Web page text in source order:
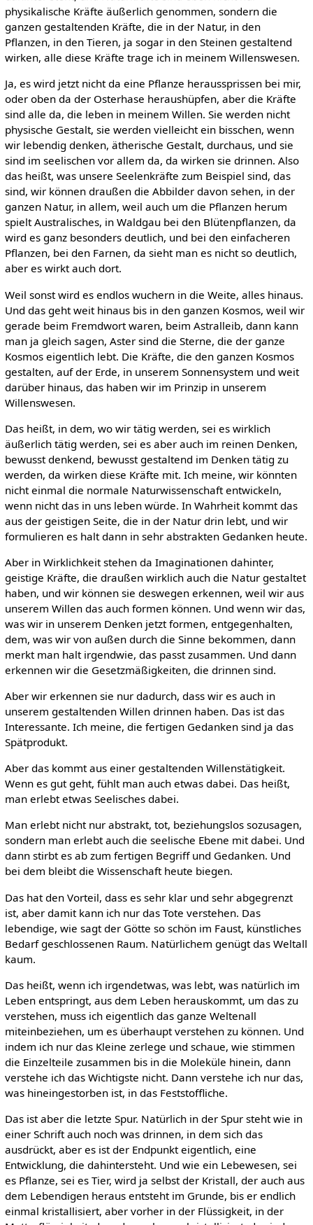
physikalische Kräfte äußerlich genommen, sondern die
ganzen gestaltenden Kräfte, die in der Natur, in den
Pflanzen, in den Tieren, ja sogar in den Steinen gestaltend
wirken, alle diese Kräfte trage ich in meinem Willenswesen.
Ja, es wird jetzt nicht da eine Pflanze heraussprissen bei mir,
oder oben da der Osterhase heraushüpfen, aber die Kräfte
sind alle da, die leben in meinem Willen. Sie werden nicht
physische Gestalt, sie werden vielleicht ein bisschen, wenn
wir lebendig denken, ätherische Gestalt, durchaus, und sie
sind im seelischen vor allem da, da wirken sie drinnen. Also
das heißt, was unsere Seelenkräfte zum Beispiel sind, das
sind, wir können draußen die Abbilder davon sehen, in der
ganzen Natur, in allem, weil auch um die Pflanzen herum
spielt Australisches, in Waldgau bei den Blütenpflanzen, da
wird es ganz besonders deutlich, und bei den einfacheren
Pflanzen, bei den Farnen, da sieht man es nicht so deutlich,
aber es wirkt auch dort.
Weil sonst wird es endlos wuchern in die Weite, alles hinaus.
Und das geht weit hinaus bis in den ganzen Kosmos, weil wir
gerade beim Fremdwort waren, beim Astralleib, dann kann
man ja gleich sagen, Aster sind die Sterne, die der ganze
Kosmos eigentlich lebt. Die Kräfte, die den ganzen Kosmos
gestalten, auf der Erde, in unserem Sonnensystem und weit
darüber hinaus, das haben wir im Prinzip in unserem
Willenswesen.
Das heißt, in dem, wo wir tätig werden, sei es wirklich
äußerlich tätig werden, sei es aber auch im reinen Denken,
bewusst denkend, bewusst gestaltend im Denken tätig zu
werden, da wirken diese Kräfte mit. Ich meine, wir könnten
nicht einmal die normale Naturwissenschaft entwickeln,
wenn nicht das in uns leben würde. In Wahrheit kommt das
aus der geistigen Seite, die in der Natur drin lebt, und wir
formulieren es halt dann in sehr abstrakten Gedanken heute.
Aber in Wirklichkeit stehen da Imaginationen dahinter,
geistige Kräfte, die draußen wirklich auch die Natur gestaltet
haben, und wir können sie deswegen erkennen, weil wir aus
unserem Willen das auch formen können. Und wenn wir das,
was wir in unserem Denken jetzt formen, entgegenhalten,
dem, was wir von außen durch die Sinne bekommen, dann
merkt man halt irgendwie, das passt zusammen. Und dann
erkennen wir die Gesetzmäßigkeiten, die drinnen sind.
Aber wir erkennen sie nur dadurch, dass wir es auch in
unserem gestaltenden Willen drinnen haben. Das ist das
Interessante. Ich meine, die fertigen Gedanken sind ja das
Spätprodukt.
Aber das kommt aus einer gestaltenden Willenstätigkeit.
Wenn es gut geht, fühlt man auch etwas dabei. Das heißt,
man erlebt etwas Seelisches dabei.
Man erlebt nicht nur abstrakt, tot, beziehungslos sozusagen,
sondern man erlebt auch die seelische Ebene mit dabei. Und
dann stirbt es ab zum fertigen Begriff und Gedanken. Und
bei dem bleibt die Wissenschaft heute biegen.
Das hat den Vorteil, dass es sehr klar und sehr abgegrenzt
ist, aber damit kann ich nur das Tote verstehen. Das
lebendige, wie sagt der Götte so schön im Faust, künstliches
Bedarf geschlossenen Raum. Natürlichem genügt das Weltall
kaum.
Das heißt, wenn ich irgendetwas, was lebt, was natürlich im
Leben entspringt, aus dem Leben herauskommt, um das zu
verstehen, muss ich eigentlich das ganze Weltenall
miteinbeziehen, um es überhaupt verstehen zu können. Und
indem ich nur das Kleine zerlege und schaue, wie stimmen
die Einzelteile zusammen bis in die Moleküle hinein, dann
verstehe ich das Wichtigste nicht. Dann verstehe ich nur das,
was hineingestorben ist, in das Feststoffliche.
Das ist aber die letzte Spur. Natürlich in der Spur steht wie in
einer Schrift auch noch was drinnen, in dem sich das
ausdrückt, aber es ist der Endpunkt eigentlich, eine
Entwicklung, die dahintersteht. Und wie ein Lebewesen, sei
es Pflanze, sei es Tier, wird ja selbst der Kristall, der auch aus
dem Lebendigen heraus entsteht im Grunde, bis er endlich
einmal kristallisiert, aber vorher in der Flüssigkeit, in der